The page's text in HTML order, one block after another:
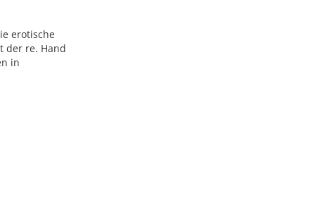
erotische
der re. Hand
in